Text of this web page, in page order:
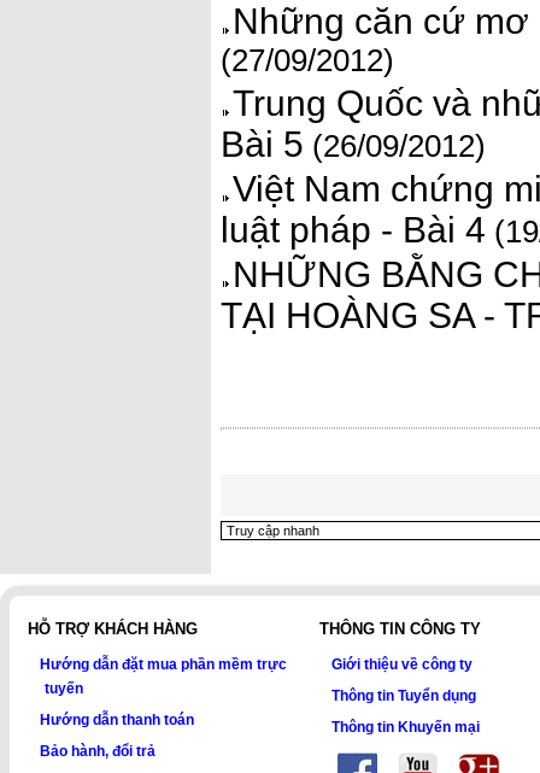
Những căn cứ mơ
(27/09/2012)
Trung Quốc và
Bài 5 (26/09/2012)
Việt Nam chứng
luật pháp - Bài 4
NHỮNG BẰNG
TẠI HOÀNG SA -
HỖ TRỢ KHÁCH HÀNG
Hướng dẫn đặt mua phần mềm trực
tuyến
Hướng dẫn thanh toán
Bảo hành, đổi trả
THÔNG TIN CÔNG TY
Giới thiệu về công ty
Thông tin Tuyển dụng
Thông tin Khuyến mại